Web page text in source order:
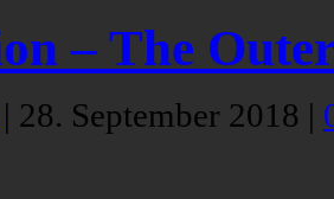
– The
| 28. September 2018 |